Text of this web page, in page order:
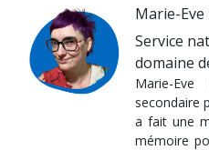
Marie-Eve
Service
domaine
Marie-
secondaire
a fait une
mémoire